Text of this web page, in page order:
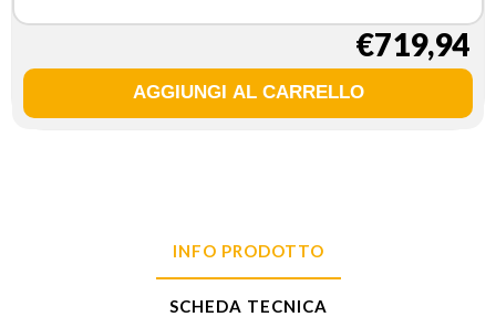
€719,94
INFO PRODOTTO
SCHEDA TECNICA